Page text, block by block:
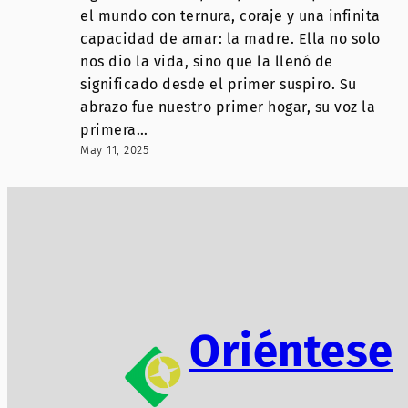
el mundo con ternura, coraje y una infinita
capacidad de amar: la madre. Ella no solo
nos dio la vida, sino que la llenó de
significado desde el primer suspiro. Su
abrazo fue nuestro primer hogar, su voz la
primera…
May 11, 2025
Oriéntese